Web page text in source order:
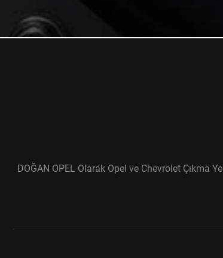
DOĞAN OPEL Olarak Opel ve Chevrolet Çıkma